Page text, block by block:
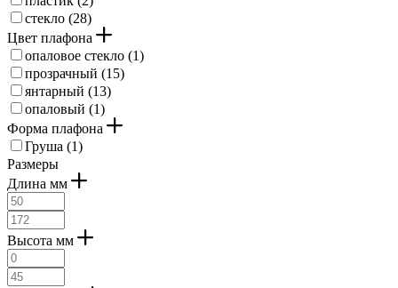
стекло (28)
Цвет плафона
опаловое стекло (1)
прозрачный (15)
янтарный (13)
опаловый (1)
Форма плафона
Груша (1)
Размеры
Длина мм
Высота мм